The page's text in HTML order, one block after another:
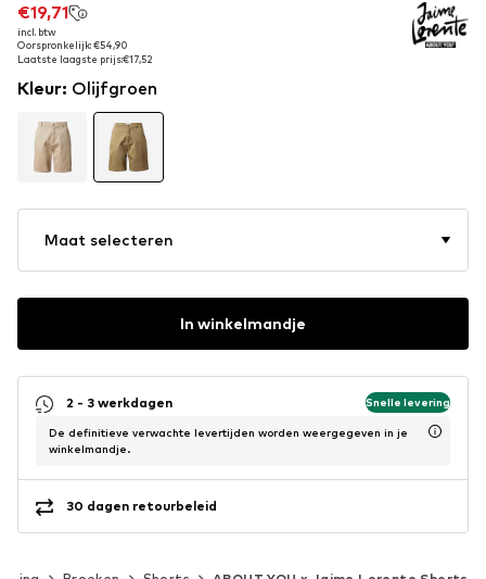
€19,71
incl. btw
Oorspronkelijk: €54,90
Laatste laagste prijs:€17,52
€19,71
incl. btw
Oorspronkelijk: €54,90
Laatste laagste prijs:€17,52
Kleur: Olijfgroen
Maat selecteren
In winkelmandje
2 - 3 werkdagen Snelle levering
De definitieve verwachte levertijden worden weergegeven in je
winkelmandje.
30 dagen retourbeleid